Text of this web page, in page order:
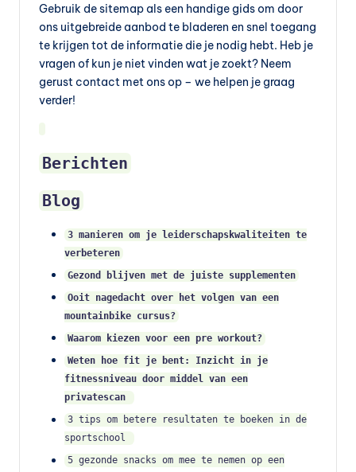
d
in
Gebruik de sitemap als een handige gids om door
ons uitgebreide aanbod te bladeren en snel toegang
te krijgen tot de informatie die je nodig hebt. Heb je
vragen of kun je niet vinden wat je zoekt? Neem
gerust contact met ons op – we helpen je graag
verder!
Berichten
Blog
3 manieren om je leiderschapskwaliteiten te
verbeteren
Gezond blijven met de juiste supplementen
Ooit nagedacht over het volgen van een
mountainbike cursus?
Waarom kiezen voor een pre workout?
Weten hoe fit je bent: Inzicht in je
fitnessniveau door middel van een
privatescan
3 tips om betere resultaten te boeken in de
sportschool
5 gezonde snacks om mee te nemen op een